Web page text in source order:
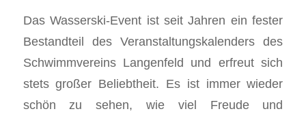
Das Wasserski-Event ist seit Jahren ein fester
Bestandteil des Veranstaltungskalenders des
Schwimmvereins Langenfeld und erfreut sich
stets großer Beliebtheit. Es ist immer wieder
schön zu sehen, wie viel Freude und